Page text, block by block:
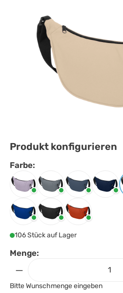
Produkt konfigurieren
Farbe:
Farbe auswählen
Fliederfarben
Grau Hale blauNavy
RoyalblauSchwarzZiegelstein
106 Stück auf Lager
Menge:
Bitte Wunschmenge eingeben